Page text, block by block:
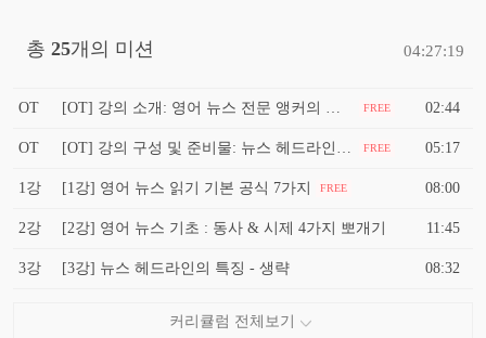
총 25개의 미션 04:27:19
OT FREE 02:44
OT FREE 05:17
1강 [1강] 영어 뉴스 읽기 기본 공식 7가지 FREE 08:00
2강 [2강] 영어 뉴스 기초 : 동사 & 시제 4가지 뽀개기 11:45
3강 [3강] 뉴스 헤드라인의 특징 - 생략 08:32